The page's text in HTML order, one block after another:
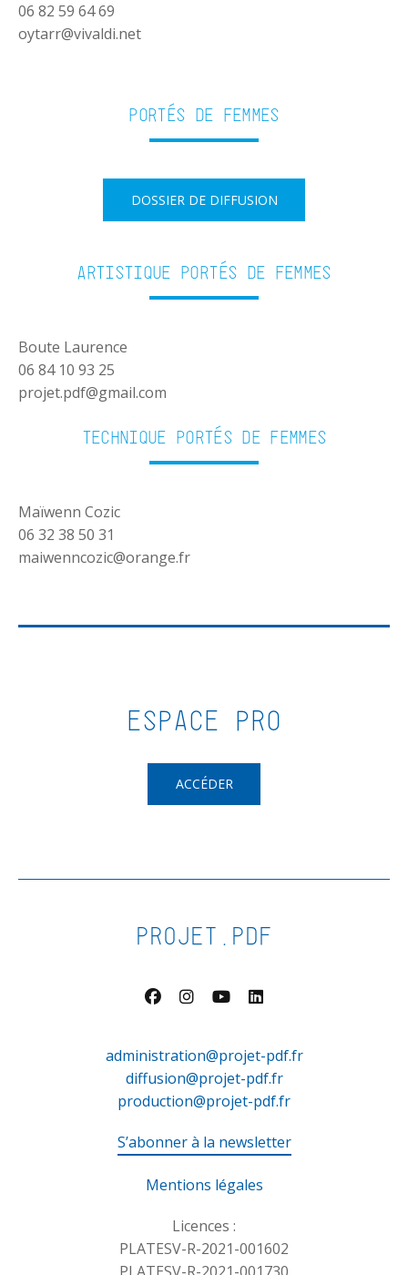
06 82 59 64 69
oytarr@vivaldi.net
Portés de femmes
DOSSIER DE DIFFUSION
Artistique Portés de femmes
Boute Laurence
06 84 10 93 25
projet.pdf@gmail.com
Technique Portés de femmes
Maïwenn Cozic
06 32 38 50 31
maiwenncozic@orange.fr
ESPACE PRO
ACCÉDER
PROJET.PDF
administration@projet-pdf.fr
diffusion@projet-pdf.fr
production@projet-pdf.fr
S’abonner à la newsletter
Mentions légales
Licences :
PLATESV-R-2021-001602